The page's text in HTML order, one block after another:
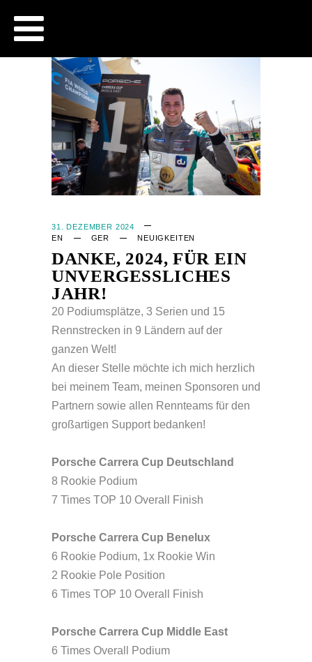
31. DEZEMBER 2024
EN
GER NEUIGKEITEN
DANKE, 2024, FÜR EIN
UNVERGESSLICHES
JAHR!
20 Podiumsplätze, 3 Serien und 15
Rennstrecken in 9 Ländern auf der
ganzen Welt!
An dieser Stelle möchte ich mich herzlich
bei meinem Team, meinen Sponsoren und
Partnern sowie allen Rennteams für den
großartigen Support bedanken!
Porsche Carrera Cup Deutschland
8 Rookie Podium
7 Times TOP 10 Overall Finish
Porsche Carrera Cup Benelux
6 Rookie Podium, 1x Rookie Win
2 Rookie Pole Position
6 Times TOP 10 Overall Finish
Porsche Carrera Cup Middle East
6 Times Overall Podium